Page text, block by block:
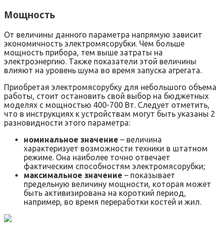
Мощность
От величины данного параметра напрямую зависит
экономичность электромясорубки. Чем больше
мощность прибора, тем выше затраты на
электроэнергию. Также показатели этой величины
влияют на уровень шума во время запуска агрегата.
Приобретая электромясорубку для небольшого объема
работы, стоит остановить свой выбор на бюджетных
моделях с мощностью 400-700 Вт. Следует отметить,
что в инструкциях к устройствам могут быть указаны 2
разновидности этого параметра:
номинальное значение – величина
характеризует возможности техники в штатном
режиме. Она наиболее точно отвечает
фактическим способностям электромясорубки;
максимальное значение – показывает
предельную величину мощности, которая может
быть активизирована на короткий период,
например, во время переработки костей и жил.